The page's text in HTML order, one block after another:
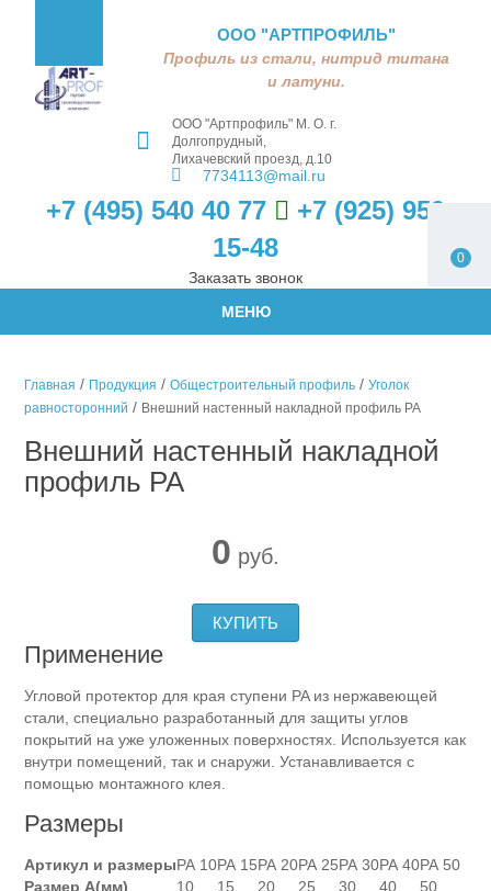
0
ООО "АРТПРОФИЛЬ"
Профиль из стали, нитрид титана
и латуни.
ООО "Артпрофиль" М. О. г.
Долгопрудный,
Лихачевский проезд, д.10
7734113@mail.ru
+7 (495) 540 40 77
+7 (925) 959
15-48
Заказать звонок
МЕНЮ
Главная / Продукция /Общестроительный профиль /Уголок
равносторонний / Внешний настенный накладной профиль РА
Внешний настенный накладной
профиль РА
0 руб.
КУПИТЬ
Применение
Угловой протектор для края ступени PA из нержавеющей
стали, специально разработанный для защиты углов
покрытий на уже уложенных поверхностях. Используется как
внутри помещений, так и снаружи. Устанавливается с
помощью монтажного клея.
Размеры
Артикул и размерыРА 10РА 15РА 20РА 25РА 30РА 40РА 50
Размер А(мм)
10 15 20 25 30 40
50